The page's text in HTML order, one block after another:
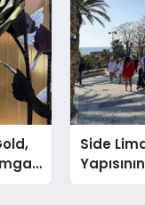
Side